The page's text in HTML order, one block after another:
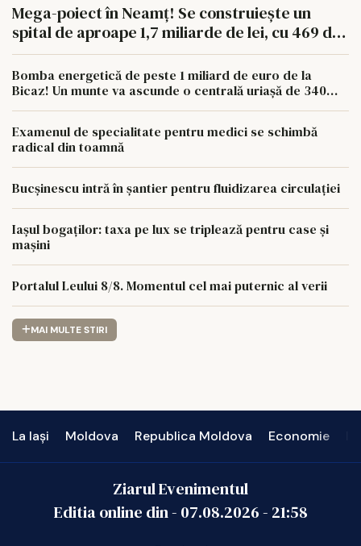
Mega-poiect în Neamț! Se construiește un
spital de aproape 1,7 miliarde de lei, cu 469 de
paturi
Bomba energetică de peste 1 miliard de euro de la
Bicaz! Un munte va ascunde o centrală uriașă de 340
Examenul de specialitate pentru medici se schimbă
radical din toamnă
Bucșinescu intră în șantier pentru fluidizarea circulației
Iașul bogaților: taxa pe lux se triplează pentru case și
mașini
Portalul Leului 8/8. Momentul cel mai puternic al verii
MAI MULTE STIRI
La Iași Moldova Republica Moldova Economie
Ziarul Evenimentul
Editia online din - 07.08.2026- 21:58